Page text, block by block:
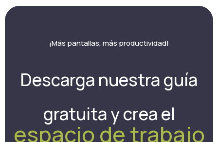
¡Más pantallas, más productividad!
Descarga nuestra guía
gratuita y crea el
espacio de trabajo